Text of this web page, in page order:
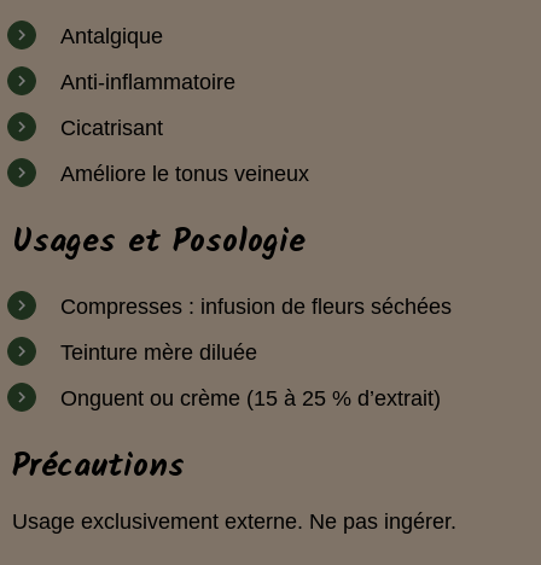
Antalgique
Anti-inflammatoire
Cicatrisant
Améliore le tonus veineux
Usages et Posologie
Compresses : infusion de fleurs séchées
Teinture mère diluée
Onguent ou crème (15 à 25 % d’extrait)
Précautions
Usage exclusivement externe. Ne pas ingérer.